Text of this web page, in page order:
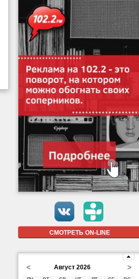
СМОТРЕТЬ ON-LINE
< >
Август 2026